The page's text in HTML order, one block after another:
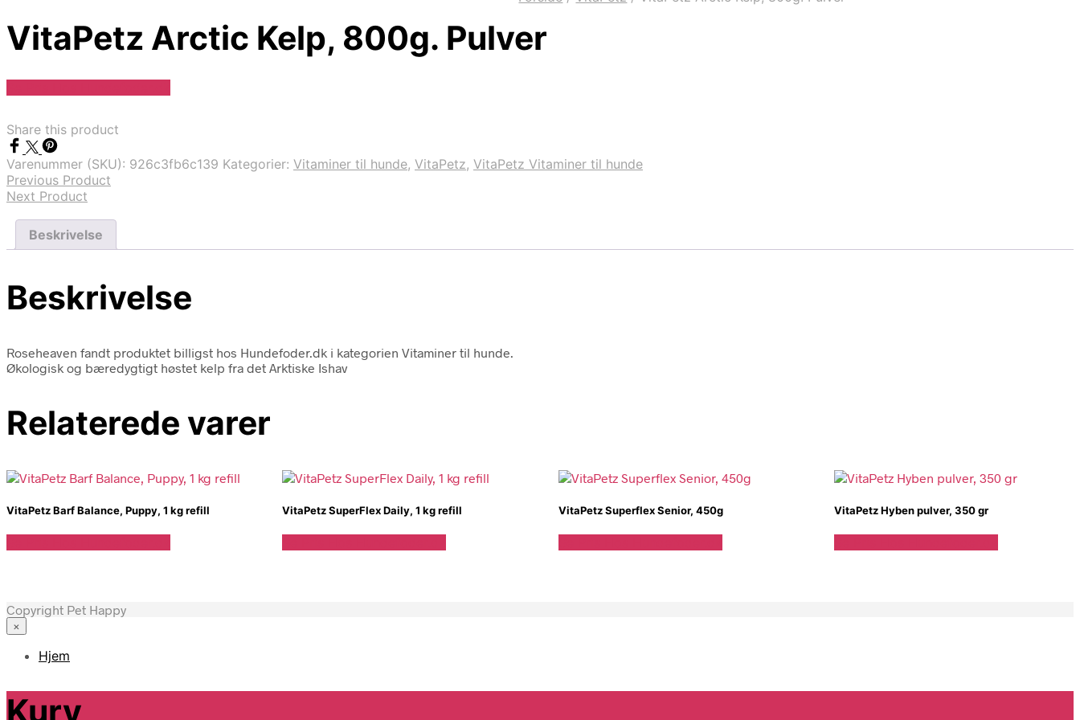
VitaPetz Arctic Kelp, 800g. Pulver
Share this product
Varenummer (SKU): 926c3fb6c139 Kategorier: Vitaminer til hunde, VitaPetz, VitaPetz Vitaminer til hunde
Previous Product
Next Product
Beskrivelse
Beskrivelse
Roseheaven fandt produktet billigst hos Hundefoder.dk i kategorien Vitaminer til hunde.
Økologisk og bæredygtigt høstet kelp fra det Arktiske Ishav
Relaterede varer
VitaPetz Barf Balance, Puppy, 1 kg refill VitaPetz SuperFlex Daily, 1 kg refill VitaPetz Superflex Senior, 450g VitaPetz Hyben pulver, 350 gr
Copyright Pet Happy
×
Hjem
Kurv